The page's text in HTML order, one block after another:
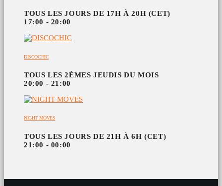
TOUS LES JOURS DE 17H À 20H (CET)
17:00 - 20:00
DISCOCHIC
TOUS LES 2ÈMES JEUDIS DU MOIS
20:00 - 21:00
NIGHT MOVES
TOUS LES JOURS DE 21H À 6H (CET)
21:00 - 00:00